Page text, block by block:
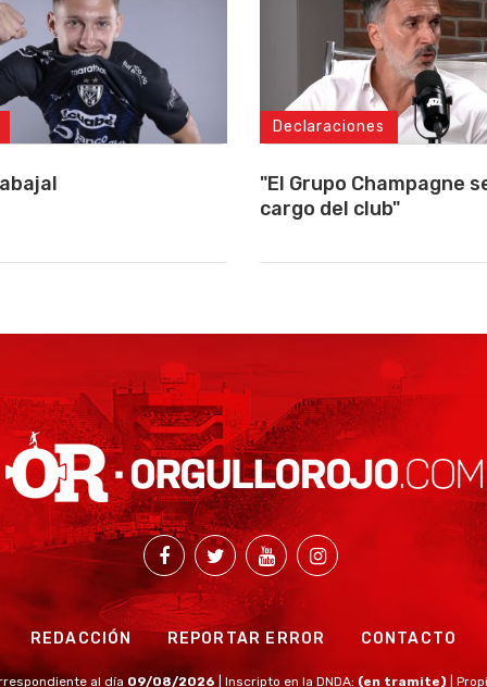
Declaraciones
"El Grupo Champagne
cargo del club"
REDACCIÓN REPORTAR ERROR CONTACTO
al día 09/08/2026 | Inscripto en la DNDA: (en tramite) |